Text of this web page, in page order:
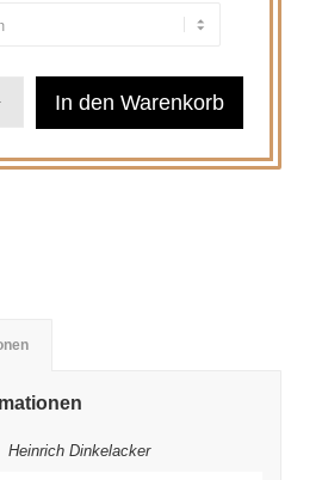
In den Warenkorb
Heinrich Dinkelacker